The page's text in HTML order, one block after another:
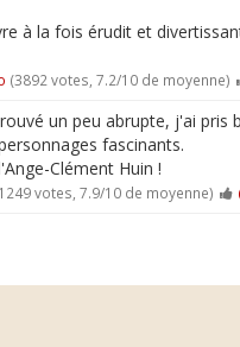
à la fois érudit et
(3892 votes, 7.2/10 de moyenne)
un peu abrupte, j'ai pris
fascinants.
Clément Huin !
votes, 7.9/10 de moyenne)